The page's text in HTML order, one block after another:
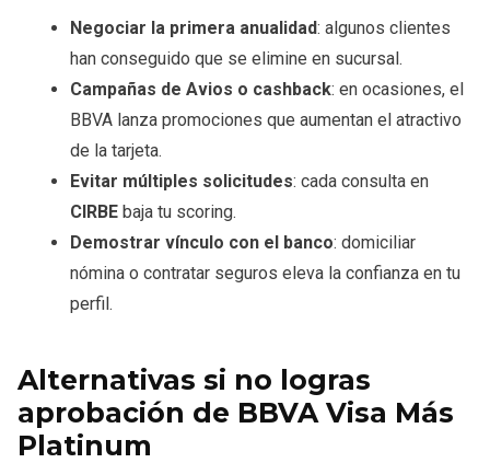
Negociar la primera anualidad: algunos clientes
han conseguido que se elimine en sucursal.
Campañas de Avios o cashback: en ocasiones, el
BBVA lanza promociones que aumentan el atractivo
de la tarjeta.
Evitar múltiples solicitudes: cada consulta en
CIRBE baja tu scoring.
Demostrar vínculo con el banco: domiciliar
nómina o contratar seguros eleva la confianza en tu
perfil.
Alternativas si no logras
aprobación de BBVA Visa Más
Platinum